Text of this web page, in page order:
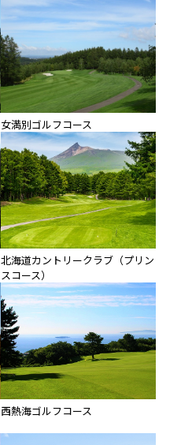
女満別ゴルフコース
北海道カントリークラブ（プリン
スコース）
西熱海ゴルフコース